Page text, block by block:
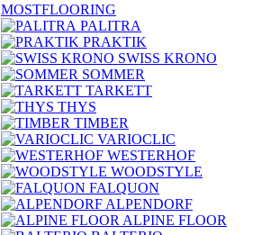
MOSTFLOORING
PALITRA
PRAKTIK
SWISS KRONO
SOMMER
TARKETT
THYS
TIMBER
VARIOCLIC
WESTERHOF
WOODSTYLE
FALQUON
ALPENDORF
ALPINE FLOOR